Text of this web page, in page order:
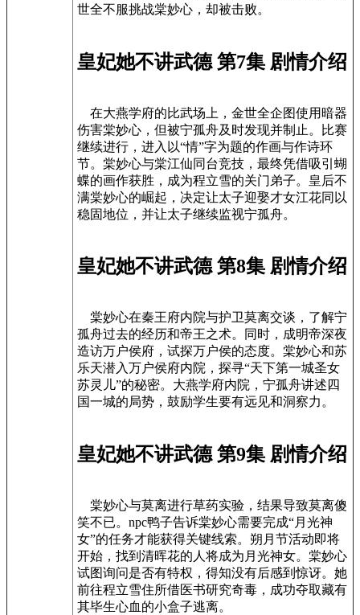
世全不服挑战棠妙心，却被击败。
皇妃她不讲武德 第7集 剧情介绍
在大燕学府的比武场上，金世全企图使用暗器
伤害棠妙心，但被宁孤舟及时发现并制止。比赛
继续进行，进入以“情”字为题的作画与作诗环
节。棠妙心与棠江仙同台竞技，最终凭借吸引蝴
蝶的画作获胜，成为程立雪的关门弟子。皇后不
满棠妙心的崛起，决定让太子迎娶才女江花同以
稳固地位，并让太子继续监视宁孤舟。
皇妃她不讲武德 第8集 剧情介绍
棠妙心在秦王府内院与护卫莫离交谈，了解宁
孤舟过去的经历和帝王之术。同时，成明帝深夜
造访万户侯府，试探万户侯的态度。棠妙心和苏
乐天潜入万户侯府内院，探寻“天下第一城圣女
苏灵儿”的秘密。大燕学府内院，宁孤舟讲述四
国一城的局势，鼓励学生要有远见和洞察力。
皇妃她不讲武德 第9集 剧情介绍
棠妙心与莫离进行草药实验，结果导致莫离傻
笑不已。npc鸭子告诉棠妙心需要完成“月光神
女”的任务才能获得关键线索。朔月节活动即将
开始，找到清晖花的人将成为月光神女。棠妙心
试图询问是否有特权，得知没有后感到惊讶。她
前往程立雪住所借医书研究奇毒，成功夺取藏有
其毕生心血的小盒子逃离。